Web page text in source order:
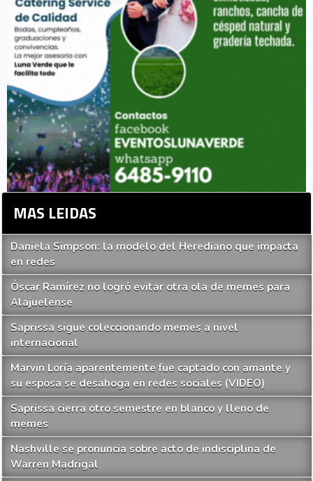
MAS LEIDAS
Daniela Simpson: la modelo del Herediano que impacta
en redes
Óscar Ramírez no logró evitar otra ola de memes para
Alajuelense
Saprissa sigue coleccionando memes a nivel
internacional
Marvin Loría aparentemente fue captado con amante y
su esposa se desahoga en redes sociales (VIDEO)
Saprissa cierra otro semestre en blanco y lleno de
memes
Nashville se pronuncia sobre acto de indisciplina de
Warren Madrigal